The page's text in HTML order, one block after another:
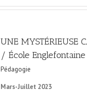
UNE MYSTÉRIEUSE
/ École Englefontaine
Pédagogie
Mars-Juillet 2023